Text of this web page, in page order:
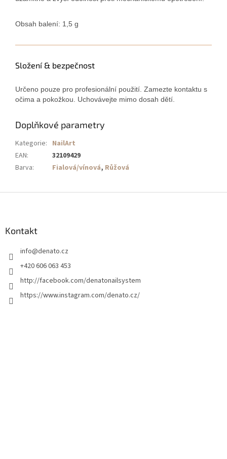
Obsah balení: 1,5 g
Složení & bezpečnost
Určeno pouze pro profesionální použití. Zamezte kontaktu s
očima a pokožkou. Uchovávejte mimo dosah dětí.
Doplňkové parametry
Kategorie: NailArt
EAN:
32109429
Barva: Fialová/vínová, Růžová
Kontakt
info@denato.cz
+420 606 063 453
http://facebook.com/denatonailsystem
https://www.instagram.com/denato.cz/